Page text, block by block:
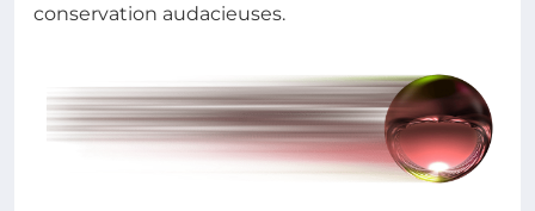
conservation audacieuses.